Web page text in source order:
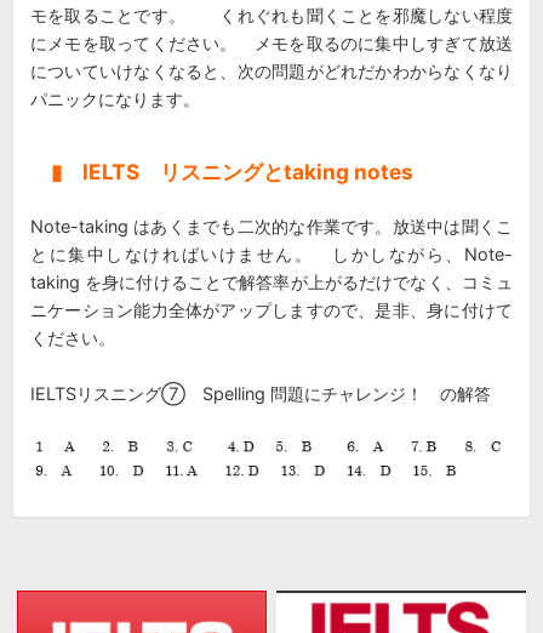
モを取ることです。 くれぐれも聞くことを邪魔しない程度
にメモを取ってください。 メモを取るのに集中しすぎて放送
についていけなくなると、次の問題がどれだかわからなくなり
パニックになります。
▮ IELTS リスニングとtaking notes
Note-taking はあくまでも二次的な作業です。放送中は聞くこ
とに集中しなければいけません。 しかしながら、Note-
taking を身に付けることで解答率が上がるだけでなく、コミュ
ニケーション能力全体がアップしますので、是非、身に付けて
ください。
IELTSリスニング⑦ Spelling 問題にチャレンジ！ の解答